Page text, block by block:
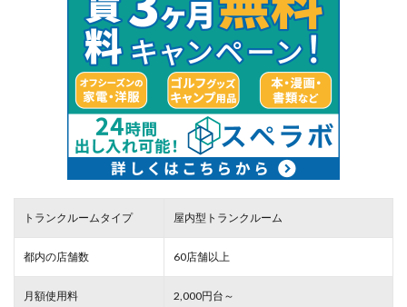
トランクルームタイプ 屋内型トランクルーム
都内の店舗数 60店舗以上
月額使用料 2,000円台～